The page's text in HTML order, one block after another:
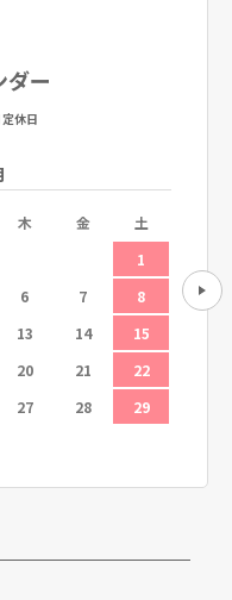
ダー
休日
木 金
土
1
6 7
8
13 14
15
20 21
22
27 28
29
6